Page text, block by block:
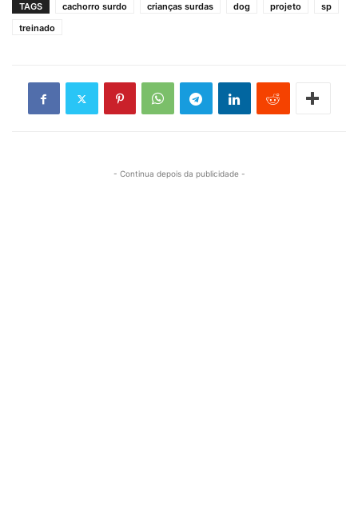
TAGS cachorro surdo crianças surdas dog projeto
sp
treinado
- Continua depois da publicidade -